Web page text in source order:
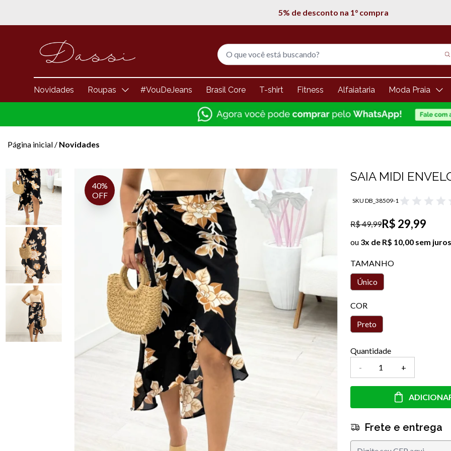
Entregamos em todo Brasil
Novidades Roupas #VouDeJeans Brasil Core T-shirt Fitness Alfaiataria Moda Praia
Página inicial / Novidades
SAIA MIDI
SKU DB_38509-1
R$ 49,99R$ 29,99
ou 3x de R$ 10,00 sem juros
40%
OFF
TAMANHO
Único
COR
Preto
Quantidade
-
+
Frete e entrega